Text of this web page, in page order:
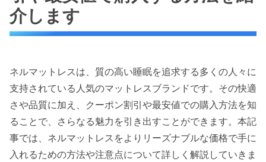
介します
ネルマットレスは、質の高い睡眠を追求する多くの人々に
支持されている人気のマットレスブランドです。その快適
さや品質に加え、クーポン割引や最安値での購入方法を知
ることで、さらなる魅力を引き出すことができます。本記
事では、ネルマットレスをよりリーズナブルな価格で手に
入れるための方法や注意点について詳しく解説していきま